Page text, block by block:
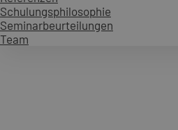
Schulungsphilosophie
Seminarbeurteilungen
Team